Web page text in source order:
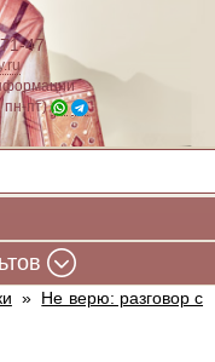
71-47
пн-пт)
» Не верю: разговор с